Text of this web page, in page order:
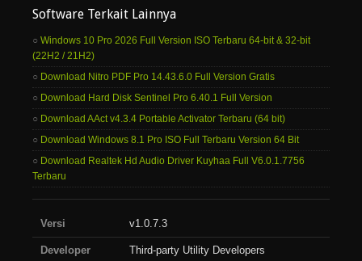
Software Terkait Lainnya
Windows 10 Pro 2026 Full Version ISO Terbaru 64-bit & 32-bit
(22H2 / 21H2)
Download Nitro PDF Pro 14.43.6.0 Full Version Gratis
Download Hard Disk Sentinel Pro 6.40.1 Full Version
Download AAct v4.3.4 Portable Activator Terbaru (64 bit)
Download Windows 8.1 Pro ISO Full Terbaru Version 64 Bit
Download Realtek Hd Audio Driver Kuyhaa Full V6.0.1.7756
Terbaru
Versi v1.0.7.3
Developer Third-party Utility Developers